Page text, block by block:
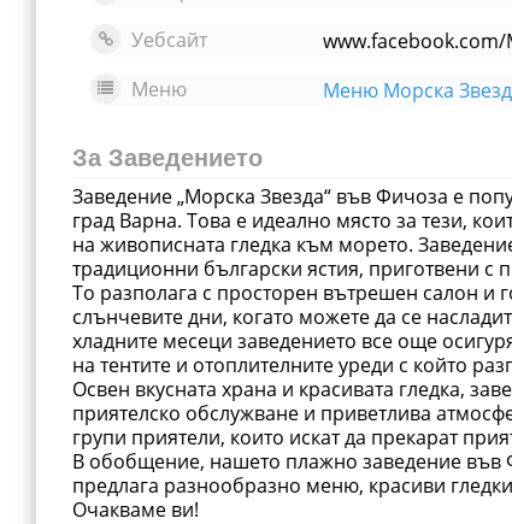
Уебсайт
Меню
Меню Морска
За Заведението
Заведение „Морска Звезда“ във Фичоза е
град Варна. Това е идеално място за тези,
на живописната гледка към морето.
традиционни български ястия, приготвени с
То разполага с просторен вътрешен салон и
слънчевите дни, когато можете да се
хладните месеци заведението все още
на тентите и отоплителните уреди с който
Освен вкусната храна и красивата гледка,
приятелско обслужване и приветлива
групи приятели, които искат да прекарат
В обобщение, нашето плажно заведение във
предлага разнообразно меню, красиви
Очакваме ви!